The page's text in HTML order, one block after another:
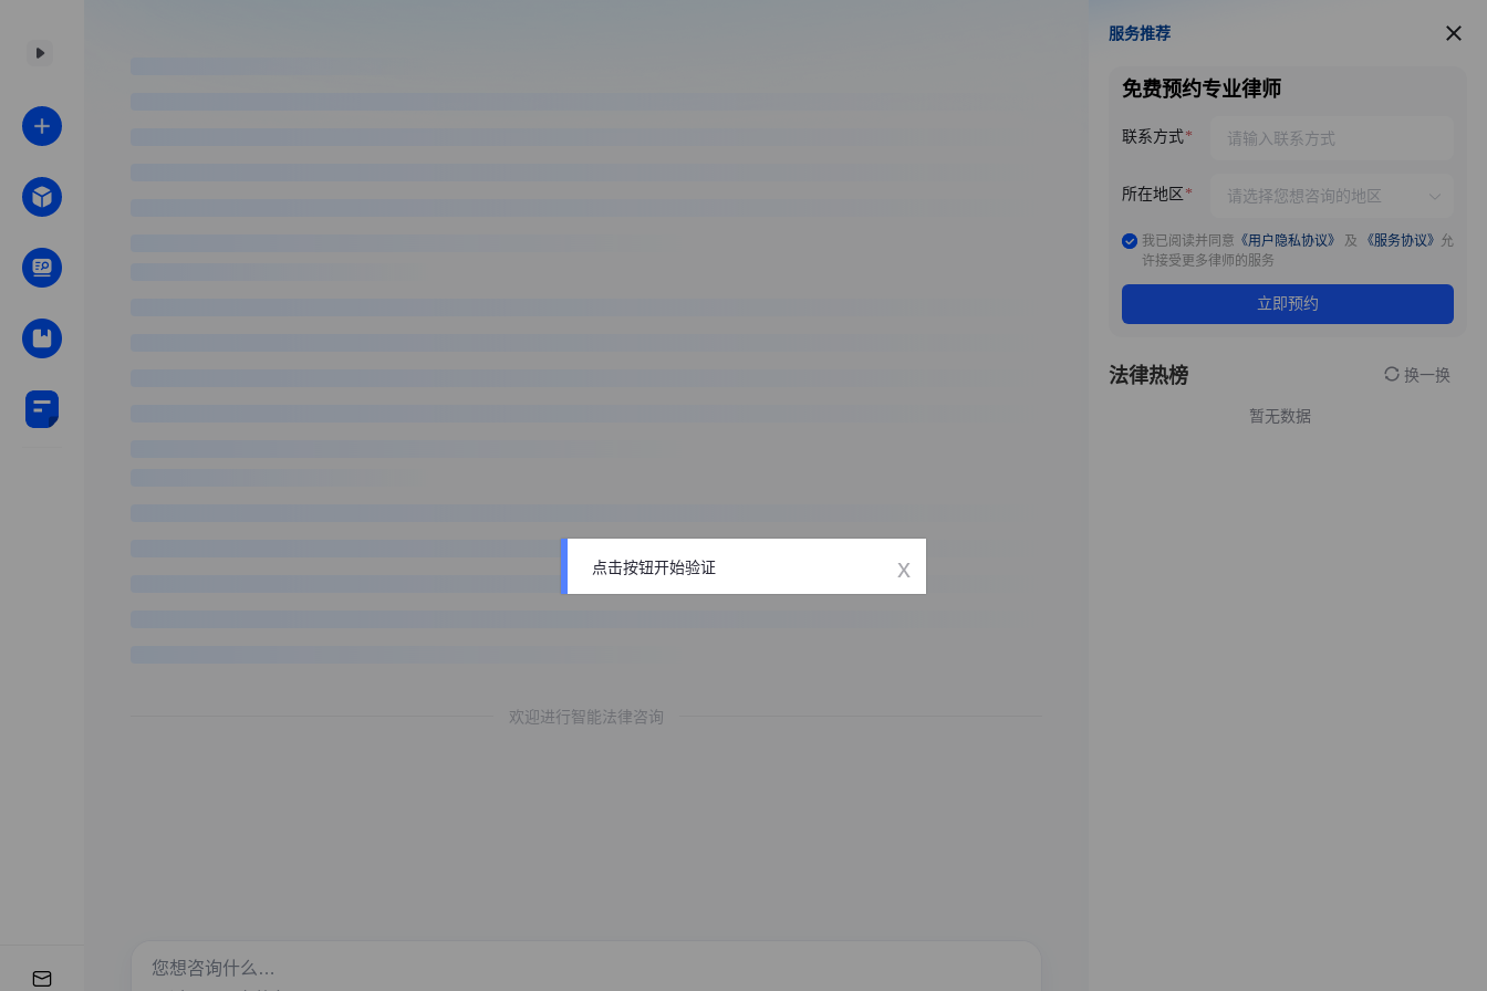
欢迎进行智能法律咨询
服务推荐
服务推荐
免费预约专业律师
联系方式
所在地区
我已阅读并同意 《用户隐私协议》 及 《服务协议》 允
许接受更多律师的服务
立即预约
法律热榜 换一换
暂无数据
点击按钮开始验证 x